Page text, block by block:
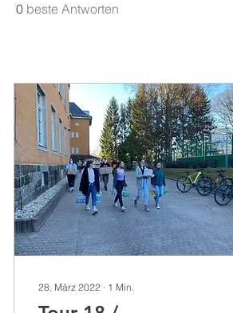
0 beste Antworten
28. März 2022 ∙ 1 Min.